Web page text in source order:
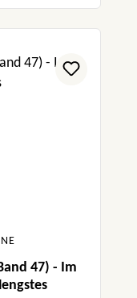
47) - Im